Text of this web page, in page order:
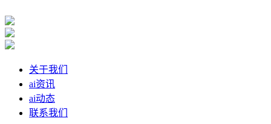
关于我们
ai资讯
ai动态
联系我们